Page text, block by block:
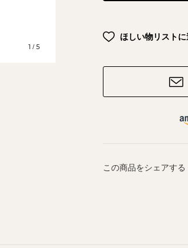
1 / 5
ほしい物リストに
この商品をシェアする